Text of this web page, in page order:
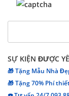
SỰ KIỆN ĐƯỢC
🎁 Tặng Mẫu Nhà
🎁 Tặng 70% Phí